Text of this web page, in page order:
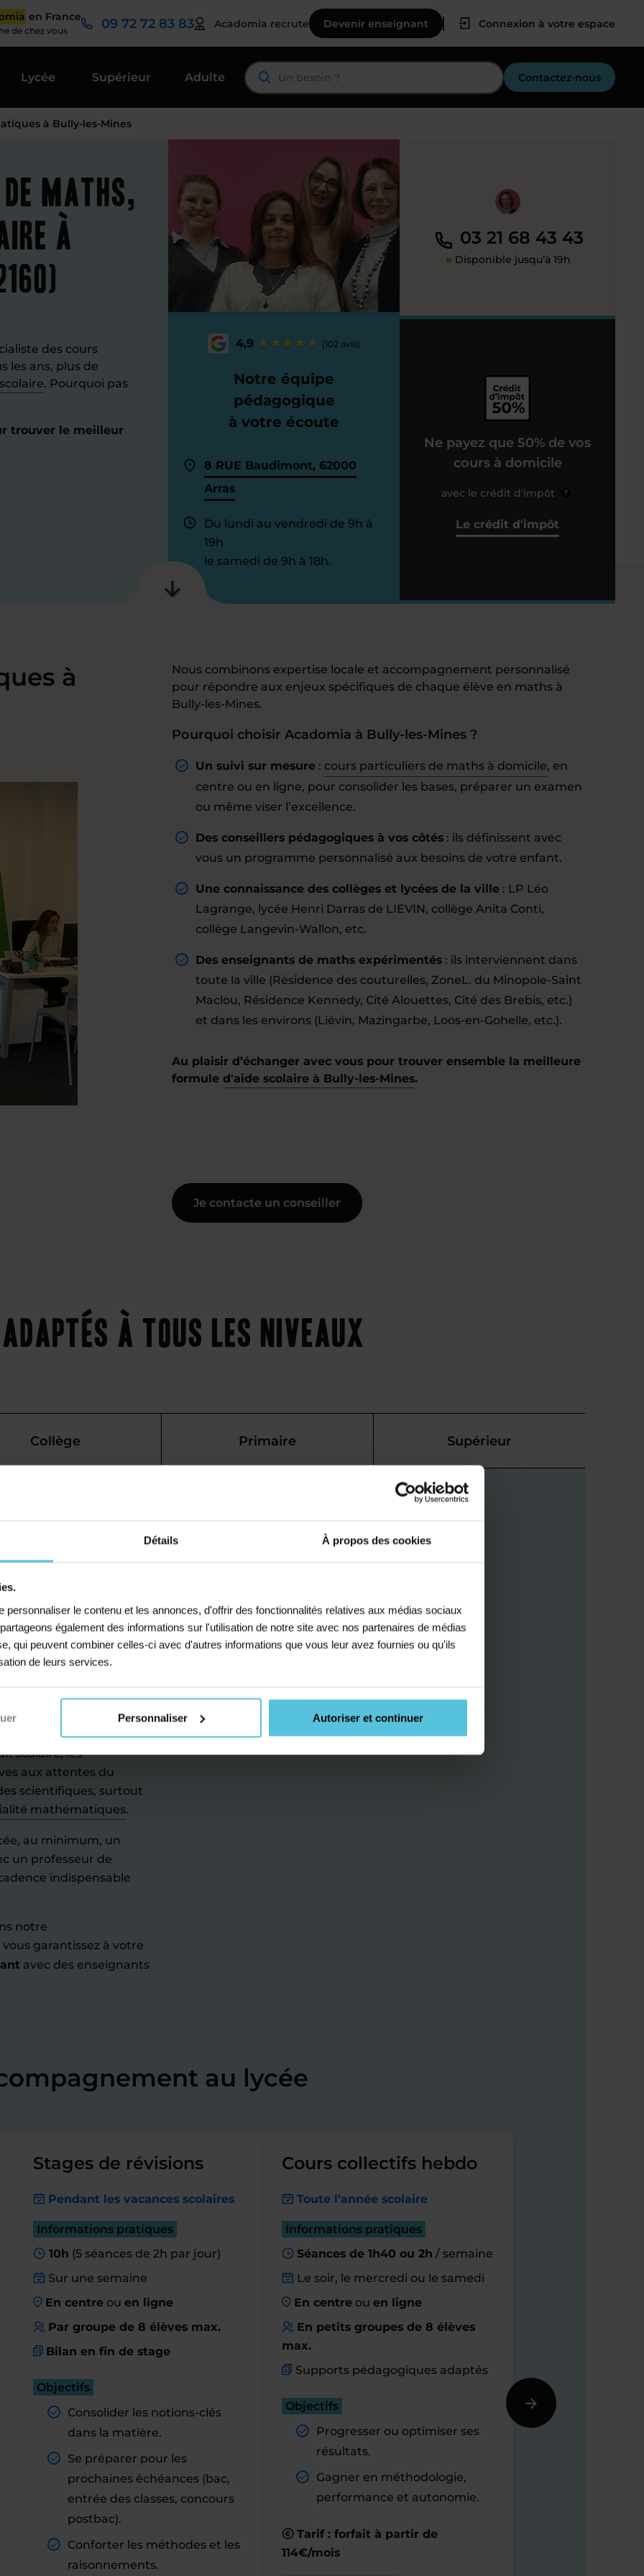
Détails À propos des cookies
personnaliser le contenu et les annonces, d'offrir des fonctionnalités relatives aux médias sociaux
également des informations sur l'utilisation de notre site avec nos partenaires de médias
qui peuvent combiner celles-ci avec d'autres informations que vous leur avez fournies ou qu'ils
de leurs services.
Personnaliser Autoriser et continuer
en France
de chez vous 09 72 72 83 83 Acadomia recrute Devenir enseignant Connexion à votre espace
Lycée Supérieur Adulte Contactez-nous
à Bully-les-Mines
maths,
à
des cours
les ans, plus de
. Pourquoi pas
trouver le meilleur
4,9 (102 avis)
Notre équipe
pédagogique
à votre écoute
8 RUE Baudimont, 62000
Arras
Du lundi au vendredi de 9h à
19h
le samedi de 9h à 18h.
03 21 68 43 43
Disponible jusqu’à 19h
Ne payez que 50% de vos
cours à domicile
avec le crédit d’impôt ?
Le crédit d'impôt
à
Nous combinons expertise locale et accompagnement personnalisé
pour répondre aux enjeux spécifiques de chaque élève en maths à
Bully-les-Mines.
Pourquoi choisir Acadomia à Bully-les-Mines ?
Un suivi sur mesure : cours particuliers de maths à domicile, en
centre ou en ligne, pour consolider les bases, préparer un examen
ou même viser l’excellence.
Des conseillers pédagogiques à vos côtés : ils définissent avec
vous un programme personnalisé aux besoins de votre enfant.
Une connaissance des collèges et lycées de la ville : LP Léo
Lagrange, lycée Henri Darras de LIEVIN, collège Anita Conti,
collège Langevin-Wallon, etc.
Des enseignants de maths expérimentés : ils interviennent dans
toute la ville (Résidence des couturelles, ZoneL. du Minopole-Saint
Maclou, Résidence Kennedy, Cité Alouettes, Cité des Brebis, etc.)
et dans les environs (Liévin, Mazingarbe, Loos-en-Gohelle, etc.).
Au plaisir d’échanger avec vous pour trouver ensemble la meilleure
formule d'aide scolaire à Bully-les-Mines.
Je contacte un conseiller
à tous les niveaux
Collège Primaire Supérieur
maths à
les
ou un
en mathématiques à
l'ensemble de leurs
matière et leurs
terminale.
renforcer l'assimilation
scalaire, les
aux attentes du
scientifiques, surtout
mathématiques.
au minimum, un
un professeur de
indispensable
notre
garantissez à votre
avec des enseignants
au lycée
Stages de révisions
Pendant les vacances scolaires
Informations pratiques
10h (5 séances de 2h par jour)
Sur une semaine
En centreou en ligne
Par groupe de 8 élèves max.
Bilan en fin de stage
Objectifs
Consolider les notions-clés
dans la matière.
Se préparer pour les
prochaines échéances (bac,
entrée des classes, concours
postbac).
Conforter les méthodes et les
raisonnements.
Cours collectifs hebdo
Toute l’année scolaire
Informations pratiques
Séances de 1h40 ou 2h / semaine
Le soir, le mercredi ou le samedi
En centre ouen ligne
En petits groupes de 8 élèves
max.
Supports pédagogiques adaptés
Objectifs
Progresser ou optimiser ses
résultats.
Gagner en méthodologie,
performance et autonomie.
Tarif : forfait à partir de
114€/mois